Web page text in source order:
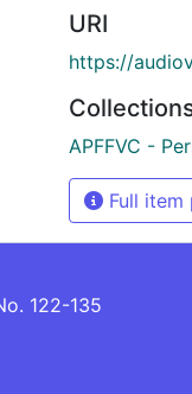
URI
https://
APFFVC -
Full item
122-135